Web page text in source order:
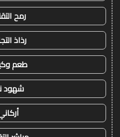
رمح
رذاذ
طعم
شهود